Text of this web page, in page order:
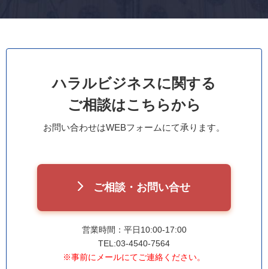
ハラルビジネスに関する
ご相談はこちらから
お問い合わせはWEBフォームにて承ります。
ご相談・お問い合せ
営業時間：平日10:00-17:00
TEL:03-4540-7564
※事前にメールにてご連絡ください。